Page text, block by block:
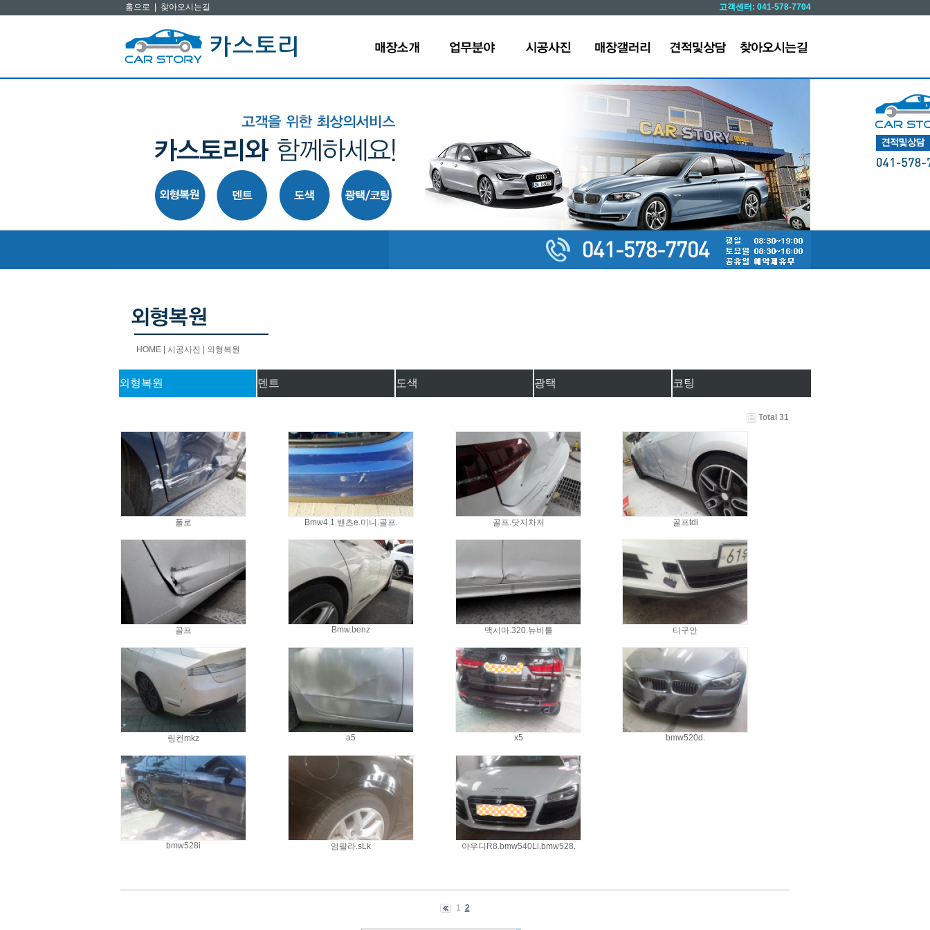
홈으로 찾아오시는길 고객센터: 041-578-7704
HOME | 시공사진 | 외형복원
외형복원 덴트 도색 광택 코팅
Total 31
폴로 Bmw4.1.밴츠e.미니.골프. 골프.닷지차저 골프tdi
골프 Bmw.benz 맥시마.320.뉴비틀 티구안
링컨mkz a5 x5 bmw520d.
bmw528i 임팔라.sLk 아우디R8.bmw540Li.bmw528.
1 2